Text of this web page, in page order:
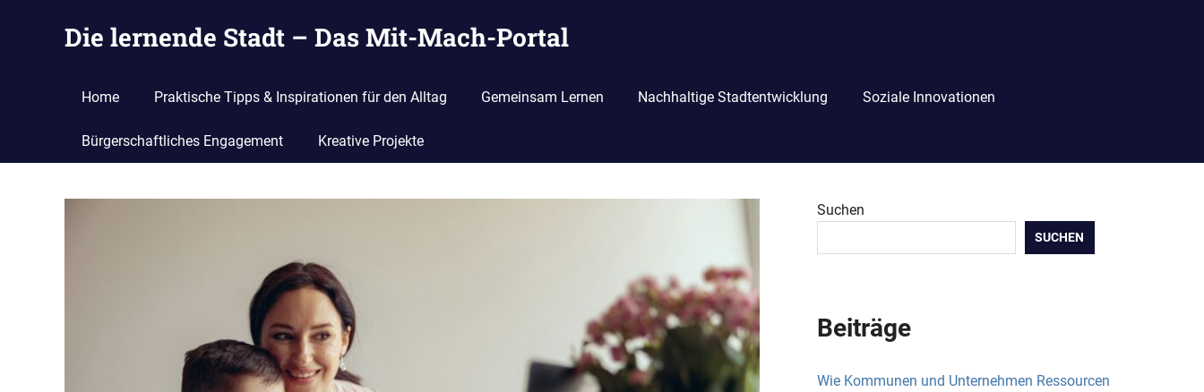
Die lernende Stadt – Das Mit-Mach-Portal
suchen,
entwickeln
Home Praktische Tipps & Inspirationen für den Alltag Gemeinsam Lernen Nachhaltige Stadtentwicklung Soziale Innovationen
Bürgerschaftliches Engagement Kreative Projekte
Suchen
SUCHEN
Beiträge
Wie Kommunen und Unternehmen Ressourcen